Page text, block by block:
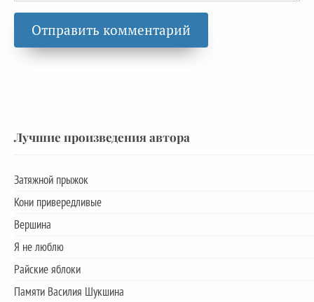
Лучшие произведения автора
Затяжной прыжок
Кони привередливые
Вершина
Я не люблю
Райские яблоки
Памяти Василия Шукшина